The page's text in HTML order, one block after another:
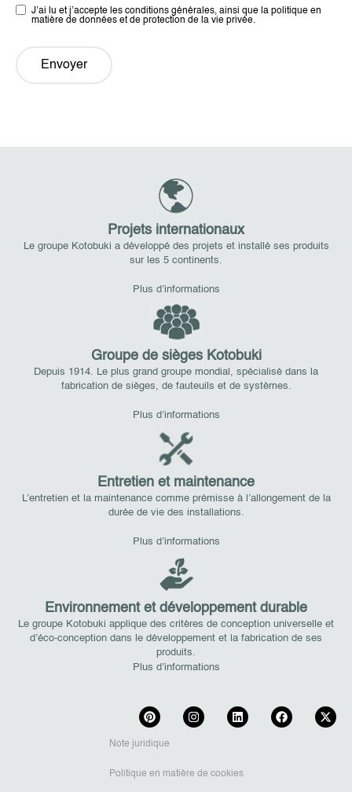
J’ai lu et j’accepte les conditions générales, ainsi que la politique en
matière de données et de protection de la vie privée.
Envoyer
Projets internationaux
Le groupe Kotobuki a développé des projets et installé ses produits
sur les 5 continents.
Plus d’informations
Groupe de sièges Kotobuki
Depuis 1914. Le plus grand groupe mondial, spécialisé dans la
fabrication de sièges, de fauteuils et de systèmes.
Plus d’informations
Entretien et maintenance
L’entretien et la maintenance comme prémisse à l’allongement de la
durée de vie des installations.
Plus d’informations
Environnement et développement durable
Le groupe Kotobuki applique des critères de conception universelle et
d’éco-conception dans le développement et la fabrication de ses
produits.
Plus d’informations
Note juridique
Politique en matière de cookies